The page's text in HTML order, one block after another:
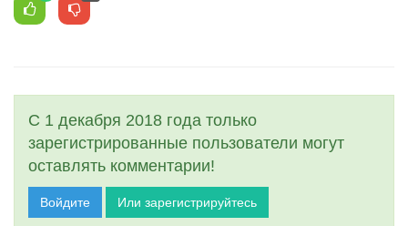
С 1 декабря 2018 года только
зарегистрированные пользователи могут
оставлять комментарии!
Войдите Или зарегистрируйтесь